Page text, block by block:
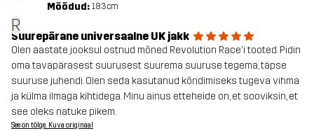
R
Mõõdud: 183cm
Suurepärane universaalne UK jakk
Olen aastate jooksul ostnud mõned Revolution Race'i tooted. Pidin
oma tavapärasest suurusest suurema suuruse tegema, täpse
suuruse juhendi. Olen seda kasutanud kõndimiseks tugeva vihma
ja külma ilmaga kihtidega. Minu ainus etteheide on, et sooviksin, et
see oleks natuke pikem.
See on tõlge. Kuva originaal